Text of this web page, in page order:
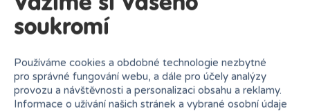
GEIS
Vložit produkt do košíku
soukromí
Používáme cookies a obdobné technologie nezbytné
pro správné fungování webu, a dále pro účely analýzy
provozu a návštěvnosti a personalizaci obsahu a reklamy.
Informace o užívání našich stránek a vybrané osobní údaje